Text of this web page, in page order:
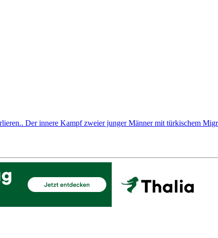
Der innere Kampf zweier junger Männer mit türkischem